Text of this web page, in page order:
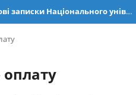
Науковий журнал «Наукові записки Національного університету «Острозька академія»: серія «Філософія»